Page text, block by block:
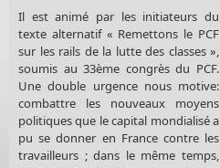
Il est animé par les initiateurs du
texte alternatif « Remettons le PCF
sur les rails de la lutte des classes »,
soumis au 33ème congrès du PCF.
Une double urgence nous motive:
combattre les nouveaux moyens
politiques que le capital mondialisé a
pu se donner en France contre les
travailleurs ; dans le même temps,